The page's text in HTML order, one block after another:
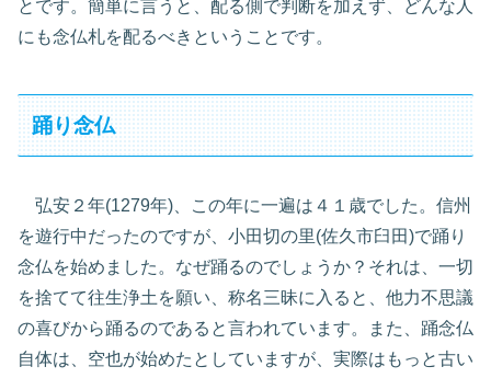
とです。簡単に言うと、配る側で判断を加えず、どんな人
にも念仏札を配るべきということです。
踊り念仏
弘安２年(1279年)、この年に一遍は４１歳でした。信州
を遊行中だったのですが、小田切の里(佐久市臼田)で踊り
念仏を始めました。なぜ踊るのでしょうか？それは、一切
を捨てて往生浄土を願い、称名三昧に入ると、他力不思議
の喜びから踊るのであると言われています。また、踊念仏
自体は、空也が始めたとしていますが、実際はもっと古い